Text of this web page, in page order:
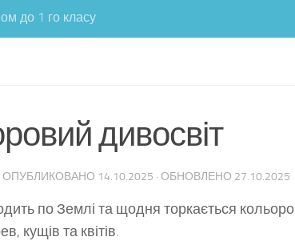
до 1 го класу
дивосвіт
ОПУБЛИКОВАНО 14.10.2025 · ОБНОВЛЕНО 27.10.2025
по Землі та щодня торкається
кущів та квітів.